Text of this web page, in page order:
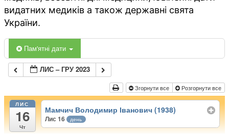
видатних медиків а також державні свята
України.
Пам'ятні дати
ЛИС – ГРУ 2023
Згорнути все Розгорнути все
ЛИС
16
Чт
Мамчич Володимир Іванович (1938)
Лис 16 день